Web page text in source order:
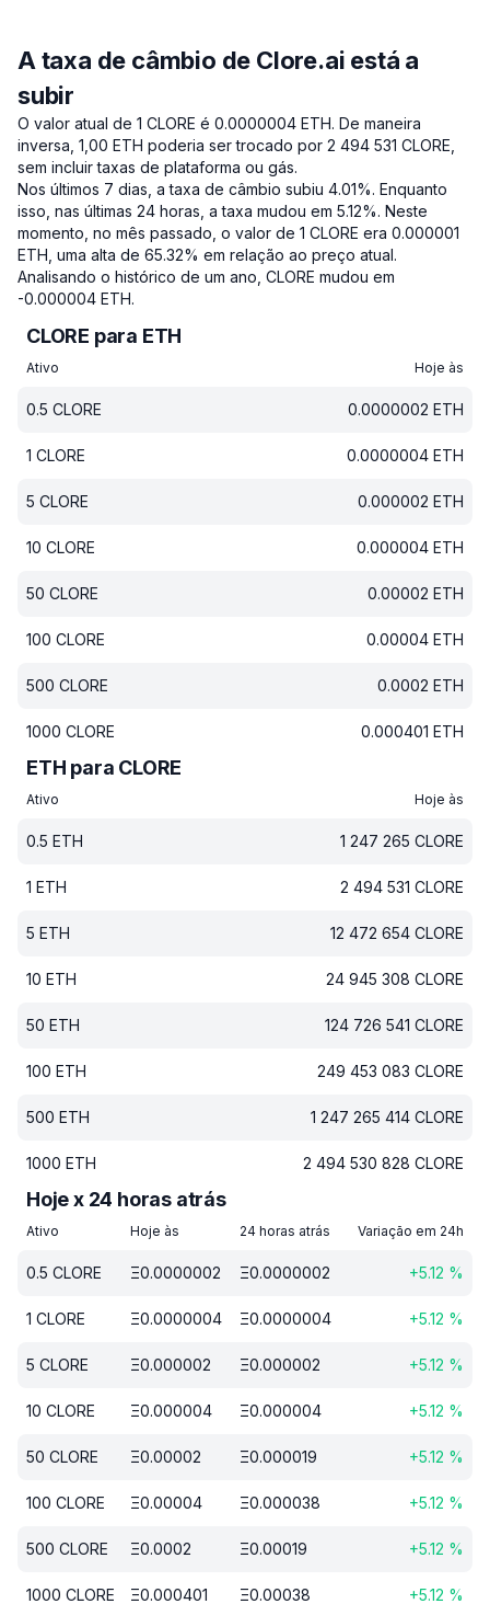
A taxa de câmbio de Clore.ai está a
subir
O valor atual de 1 CLORE é 0.0000004 ETH. De maneira
inversa, 1,00 ETH poderia ser trocado por 2 494 531 CLORE,
sem incluir taxas de plataforma ou gás.
Nos últimos 7 dias, a taxa de câmbio subiu 4.01%. Enquanto
isso, nas últimas 24 horas, a taxa mudou em 5.12%. Neste
momento, no mês passado, o valor de 1 CLORE era 0.000001
ETH, uma alta de 65.32% em relação ao preço atual.
Analisando o histórico de um ano, CLORE mudou em
-0.000004 ETH.
CLORE para ETH
Ativo Hoje às
0.5 CLORE 0.0000002 ETH
1 CLORE 0.0000004 ETH
5 CLORE 0.000002 ETH
10 CLORE 0.000004 ETH
50 CLORE 0.00002 ETH
100 CLORE 0.00004 ETH
500 CLORE 0.0002 ETH
1000 CLORE 0.000401 ETH
ETH para CLORE
Ativo Hoje às
0.5 ETH 1 247 265 CLORE
1 ETH 2 494 531 CLORE
5 ETH 12 472 654 CLORE
10 ETH 24 945 308 CLORE
50 ETH 124 726 541 CLORE
100 ETH 249 453 083 CLORE
500 ETH 1 247 265 414 CLORE
1000 ETH 2 494 530 828 CLORE
Hoje x 24 horas atrás
Ativo Hoje às 24 horas atrás Variação em 24h
0.5 CLORE Ξ0.0000002 Ξ0.0000002 +5.12 %
1 CLORE Ξ0.0000004 Ξ0.0000004 +5.12 %
5 CLORE Ξ0.000002 Ξ0.000002 +5.12 %
10 CLORE Ξ0.000004 Ξ0.000004 +5.12 %
50 CLORE Ξ0.00002 Ξ0.000019 +5.12 %
100 CLORE Ξ0.00004 Ξ0.000038 +5.12 %
500 CLORE Ξ0.0002 Ξ0.00019 +5.12 %
1000 CLORE Ξ0.000401 Ξ0.00038 +5.12 %